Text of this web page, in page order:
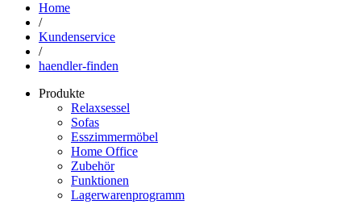
Home
/
Kundenservice
/
haendler-finden
Produkte
Relaxsessel
Sofas
Esszimmermöbel
Home Office
Zubehör
Funktionen
Lagerwarenprogramm